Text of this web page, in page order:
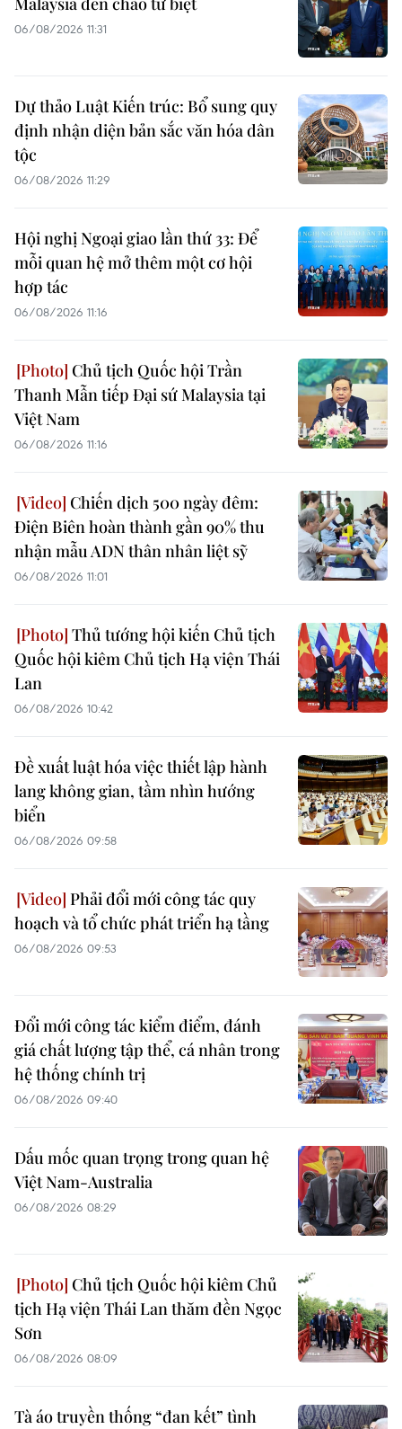
06/08/2026 11:31
Dự thảo Luật Kiến trúc: Bổ sung quy
định nhận diện bản sắc văn hóa dân
tộc
06/08/2026 11:29
Hội nghị Ngoại giao lần thứ 33: Để
mỗi quan hệ mở thêm một cơ hội
hợp tác
06/08/2026 11:16
Chủ tịch Quốc hội Trần
Thanh Mẫn tiếp Đại sứ Malaysia tại
Việt Nam
06/08/2026 11:16
Chiến dịch 500 ngày đêm:
Điện Biên hoàn thành gần 90% thu
nhận mẫu ADN thân nhân liệt sỹ
06/08/2026 11:01
Thủ tướng hội kiến Chủ tịch
Quốc hội kiêm Chủ tịch Hạ viện Thái
Lan
06/08/2026 10:42
Đề xuất luật hóa việc thiết lập hành
lang không gian, tầm nhìn hướng
biển
06/08/2026 09:58
Phải đổi mới công tác quy
hoạch và tổ chức phát triển hạ tầng
06/08/2026 09:53
Đổi mới công tác kiểm điểm, đánh
giá chất lượng tập thể, cá nhân trong
hệ thống chính trị
06/08/2026 09:40
Dấu mốc quan trọng trong quan hệ
Việt Nam-Australia
06/08/2026 08:29
Chủ tịch Quốc hội kiêm Chủ
tịch Hạ viện Thái Lan thăm đền Ngọc
Sơn
06/08/2026 08:09
Tà áo truyền thống “đan kết” tình